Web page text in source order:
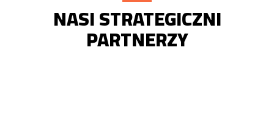
NASI STRATEGICZNI
PARTNERZY